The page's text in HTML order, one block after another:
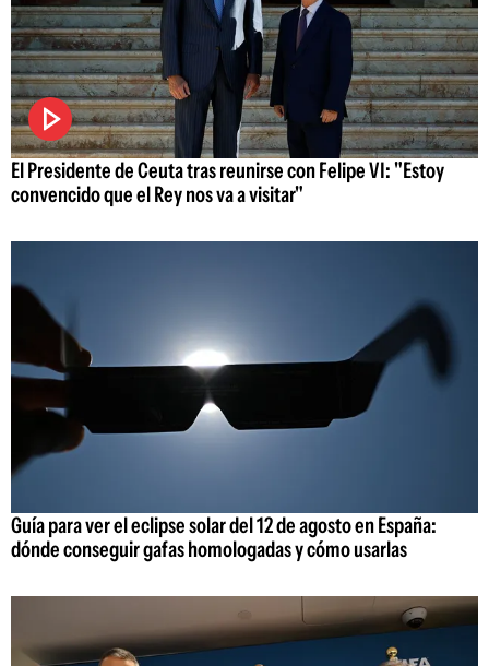
El Presidente de Ceuta tras reunirse con Felipe VI: "Estoy
convencido que el Rey nos va a visitar"
Guía para ver el eclipse solar del 12 de agosto en España:
dónde conseguir gafas homologadas y cómo usarlas